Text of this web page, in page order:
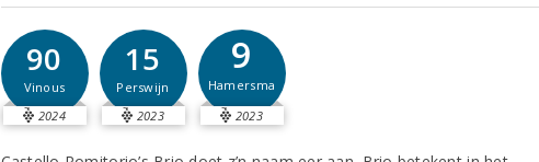
90
Vinous
2024
15
Perswijn
2023
9
Hamersma
2023